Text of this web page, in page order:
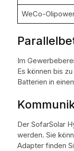
WeCo-
Im
Es können bis
Batterien in
Der SofarSolar
werden. Sie
Adapter finden